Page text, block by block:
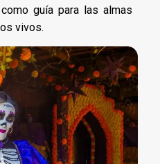
guía para las almas
vivos.